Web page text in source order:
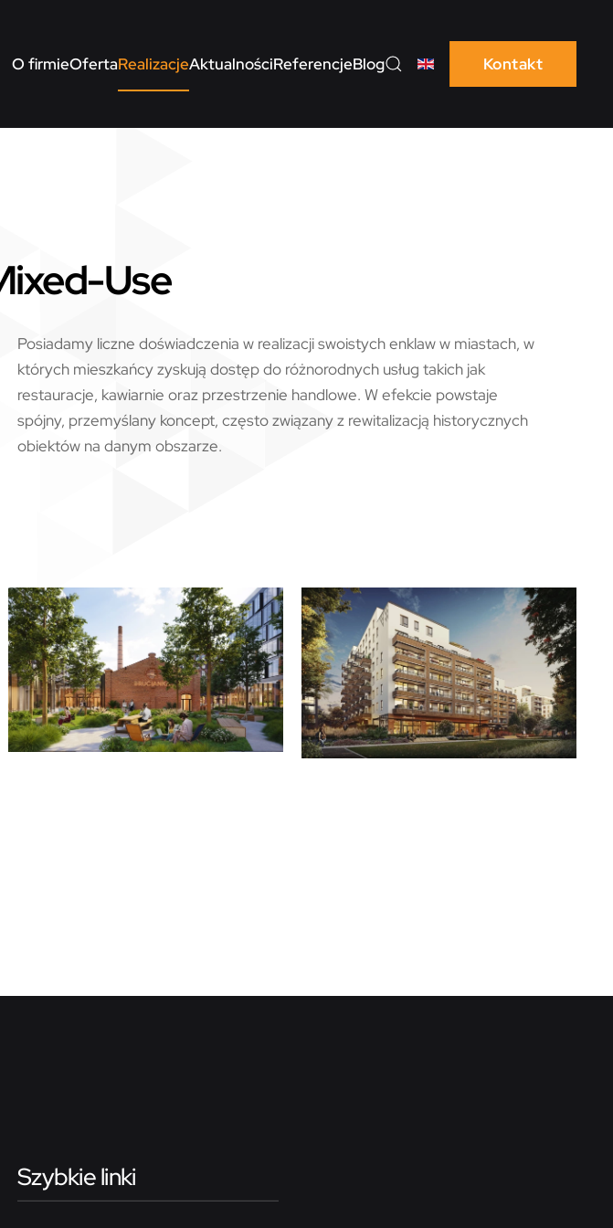
O firmieOfertaRealizacjeAktualnościReferencjeBlog Kontakt
Use
Posiadamy liczne doświadczenia w realizacji swoistych enklaw w miastach, w
których mieszkańcy zyskują dostęp do różnorodnych usług takich jak
restauracje, kawiarnie oraz przestrzenie handlowe. W efekcie powstaje
spójny, przemyślany koncept, często związany z rewitalizacją historycznych
obiektów na danym obszarze.
Szybkie linki